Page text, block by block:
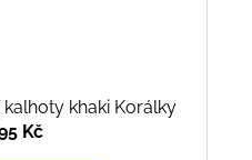
khaki Korálky
Kč